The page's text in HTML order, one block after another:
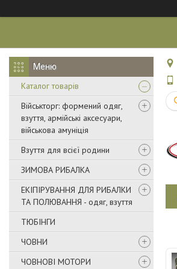
Каталог товарів
Військторг: формений одяг,
взуття, армійські аксесуари,
військова амуніція
Взуття для всієї родини
ЗИМОВА РИБАЛКА
ЕКІПІРУВАННЯ ДЛЯ РИБАЛКИ
ТА ПОЛЮВАННЯ - одяг, взуття
ТЮБІНГИ
ЧОВНИ
ЧОВНОВІ МОТОРИ